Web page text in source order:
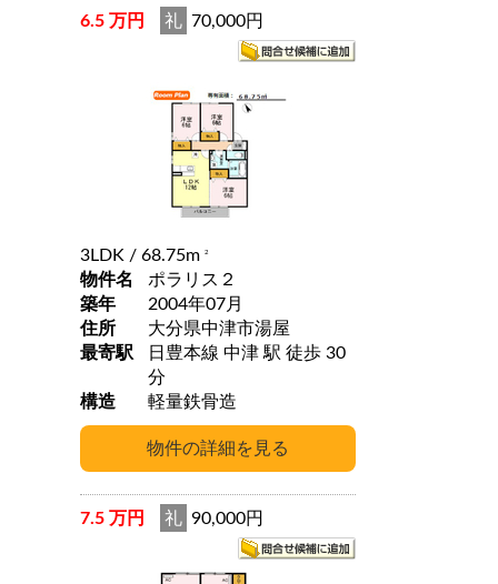
6.5 万円 礼 70,000円
3LDK / 68.75m 2
物件名
ポラリス２
築年
2004年07月
住所
大分県中津市湯屋
最寄駅
日豊本線 中津 駅 徒歩 30
分
構造
軽量鉄骨造
7.5 万円 礼 90,000円